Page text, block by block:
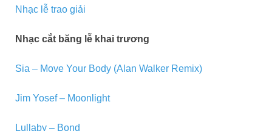
Nhạc lễ trao giải
Nhạc cắt băng lễ khai trương
Sia – Move Your Body (Alan Walker Remix)
Jim Yosef – Moonlight
Lullaby – Bond